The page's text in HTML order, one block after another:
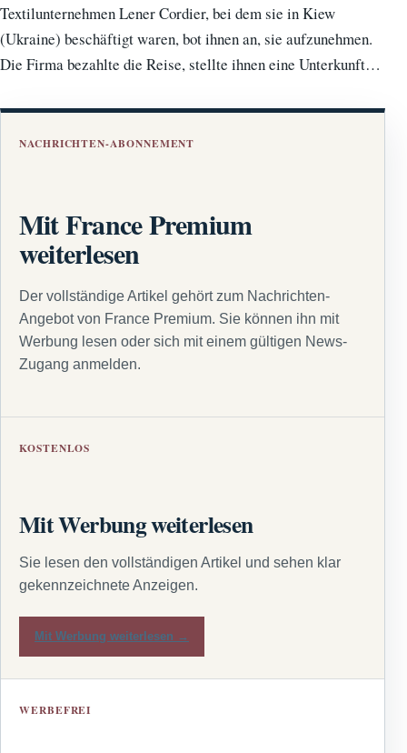
Textilunternehmen Lener Cordier, bei dem sie in Kiew
(Ukraine) beschäftigt waren, bot ihnen an, sie aufzunehmen.
Die Firma bezahlte die Reise, stellte ihnen eine Unterkunft…
NACHRICHTEN-ABONNEMENT
Mit France Premium
weiterlesen
Der vollständige Artikel gehört zum Nachrichten-
Angebot von France Premium. Sie können ihn mit
Werbung lesen oder sich mit einem gültigen News-
Zugang anmelden.
KOSTENLOS
Mit Werbung weiterlesen
Sie lesen den vollständigen Artikel und sehen klar
gekennzeichnete Anzeigen.
Mit Werbung weiterlesen →
WERBEFREI